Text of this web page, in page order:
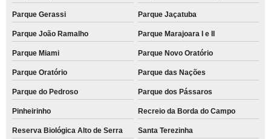
Parque Gerassi Parque Jaçatuba
Parque João Ramalho Parque Marajoara I e II
Parque Miami Parque Novo Oratório
Parque Oratório Parque das Nações
Parque do Pedroso Parque dos Pássaros
Pinheirinho Recreio da Borda do Campo
Reserva Biológica Alto de Serra Santa Terezinha